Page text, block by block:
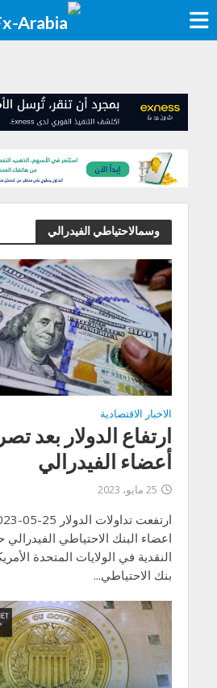
وسمالاحتياطي الفيدرالي
الاخبار الاقتصادية
ارتفاع الدولار بعد
أعضاء الفيدرالي
25 مايو، 2023
اعضاء البنك الاحتياطي
النقدية في الولايات المتحدة
بنك الاحتياطي...